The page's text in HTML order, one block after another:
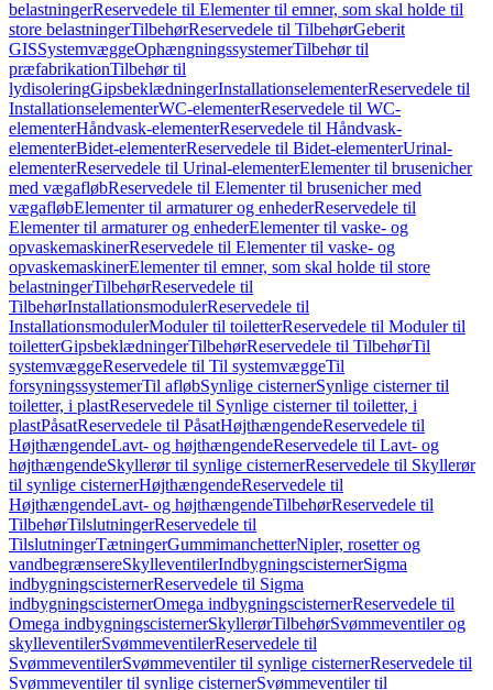
belastningerReservedele til Elementer til emner, som skal holde til
store belastningerTilbehørReservedele til TilbehørGeberit
GISSystemvæggeOphængningssystemerTilbehør til
præfabrikationTilbehør til
lydisoleringGipsbeklædningerInstallationselementerReservedele til
InstallationselementerWC-elementerReservedele til WC-
elementerHåndvask-elementerReservedele til Håndvask-
elementerBidet-elementerReservedele til Bidet-elementerUrinal-
elementerReservedele til Urinal-elementerElementer til brusenicher
med vægafløbReservedele til Elementer til brusenicher med
vægafløbElementer til armaturer og enhederReservedele til
Elementer til armaturer og enhederElementer til vaske- og
opvaskemaskinerReservedele til Elementer til vaske- og
opvaskemaskinerElementer til emner, som skal holde til store
belastningerTilbehørReservedele til
TilbehørInstallationsmodulerReservedele til
InstallationsmodulerModuler til toiletterReservedele til Moduler til
toiletterGipsbeklædningerTilbehørReservedele til TilbehørTil
systemvæggeReservedele til Til systemvæggeTil
forsyningssystemerTil afløbSynlige cisternerSynlige cisterner til
toiletter, i plastReservedele til Synlige cisterner til toiletter, i
plastPåsatReservedele til PåsatHøjthængendeReservedele til
HøjthængendeLavt- og højthængendeReservedele til Lavt- og
højthængendeSkyllerør til synlige cisternerReservedele til Skyllerør
til synlige cisternerHøjthængendeReservedele til
HøjthængendeLavt- og højthængendeTilbehørReservedele til
TilbehørTilslutningerReservedele til
TilslutningerTætningerGummimanchetterNipler, rosetter og
vandbegrænsereSkylleventilerIndbygningscisternerSigma
indbygningscisternerReservedele til Sigma
indbygningscisternerOmega indbygningscisternerReservedele til
Omega indbygningscisternerSkyllerørTilbehørSvømmeventiler og
skylleventilerSvømmeventilerReservedele til
SvømmeventilerSvømmeventiler til synlige cisternerReservedele til
Svømmeventiler til synlige cisternerSvømmeventiler til